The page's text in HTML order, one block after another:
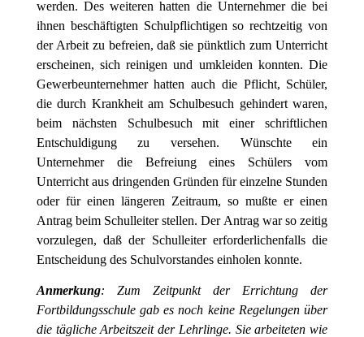
werden. Des weiteren hatten die Unternehmer die bei
ihnen beschäftigten Schulpflichtigen so rechtzeitig von
der Arbeit zu befreien, daß sie pünktlich zum Unterricht
erscheinen, sich reinigen und umkleiden konnten. Die
Gewerbeunternehmer hatten auch die Pflicht, Schüler,
die durch Krankheit am Schulbesuch gehindert waren,
beim nächsten Schulbesuch mit einer schriftlichen
Entschuldigung zu versehen. Wünschte ein
Unternehmer die Befreiung eines Schülers vom
Unterricht aus dringenden Gründen für einzelne Stunden
oder für einen längeren Zeitraum, so mußte er einen
Antrag beim Schulleiter stellen. Der Antrag war so zeitig
vorzulegen, daß der Schulleiter erforderlichenfalls die
Entscheidung des Schulvorstandes einholen konnte.
Anmerkung: Zum Zeitpunkt der Errichtung der
Fortbildungsschule gab es noch keine Regelungen über
die tägliche Arbeitszeit der Lehrlinge. Sie arbeiteten wie